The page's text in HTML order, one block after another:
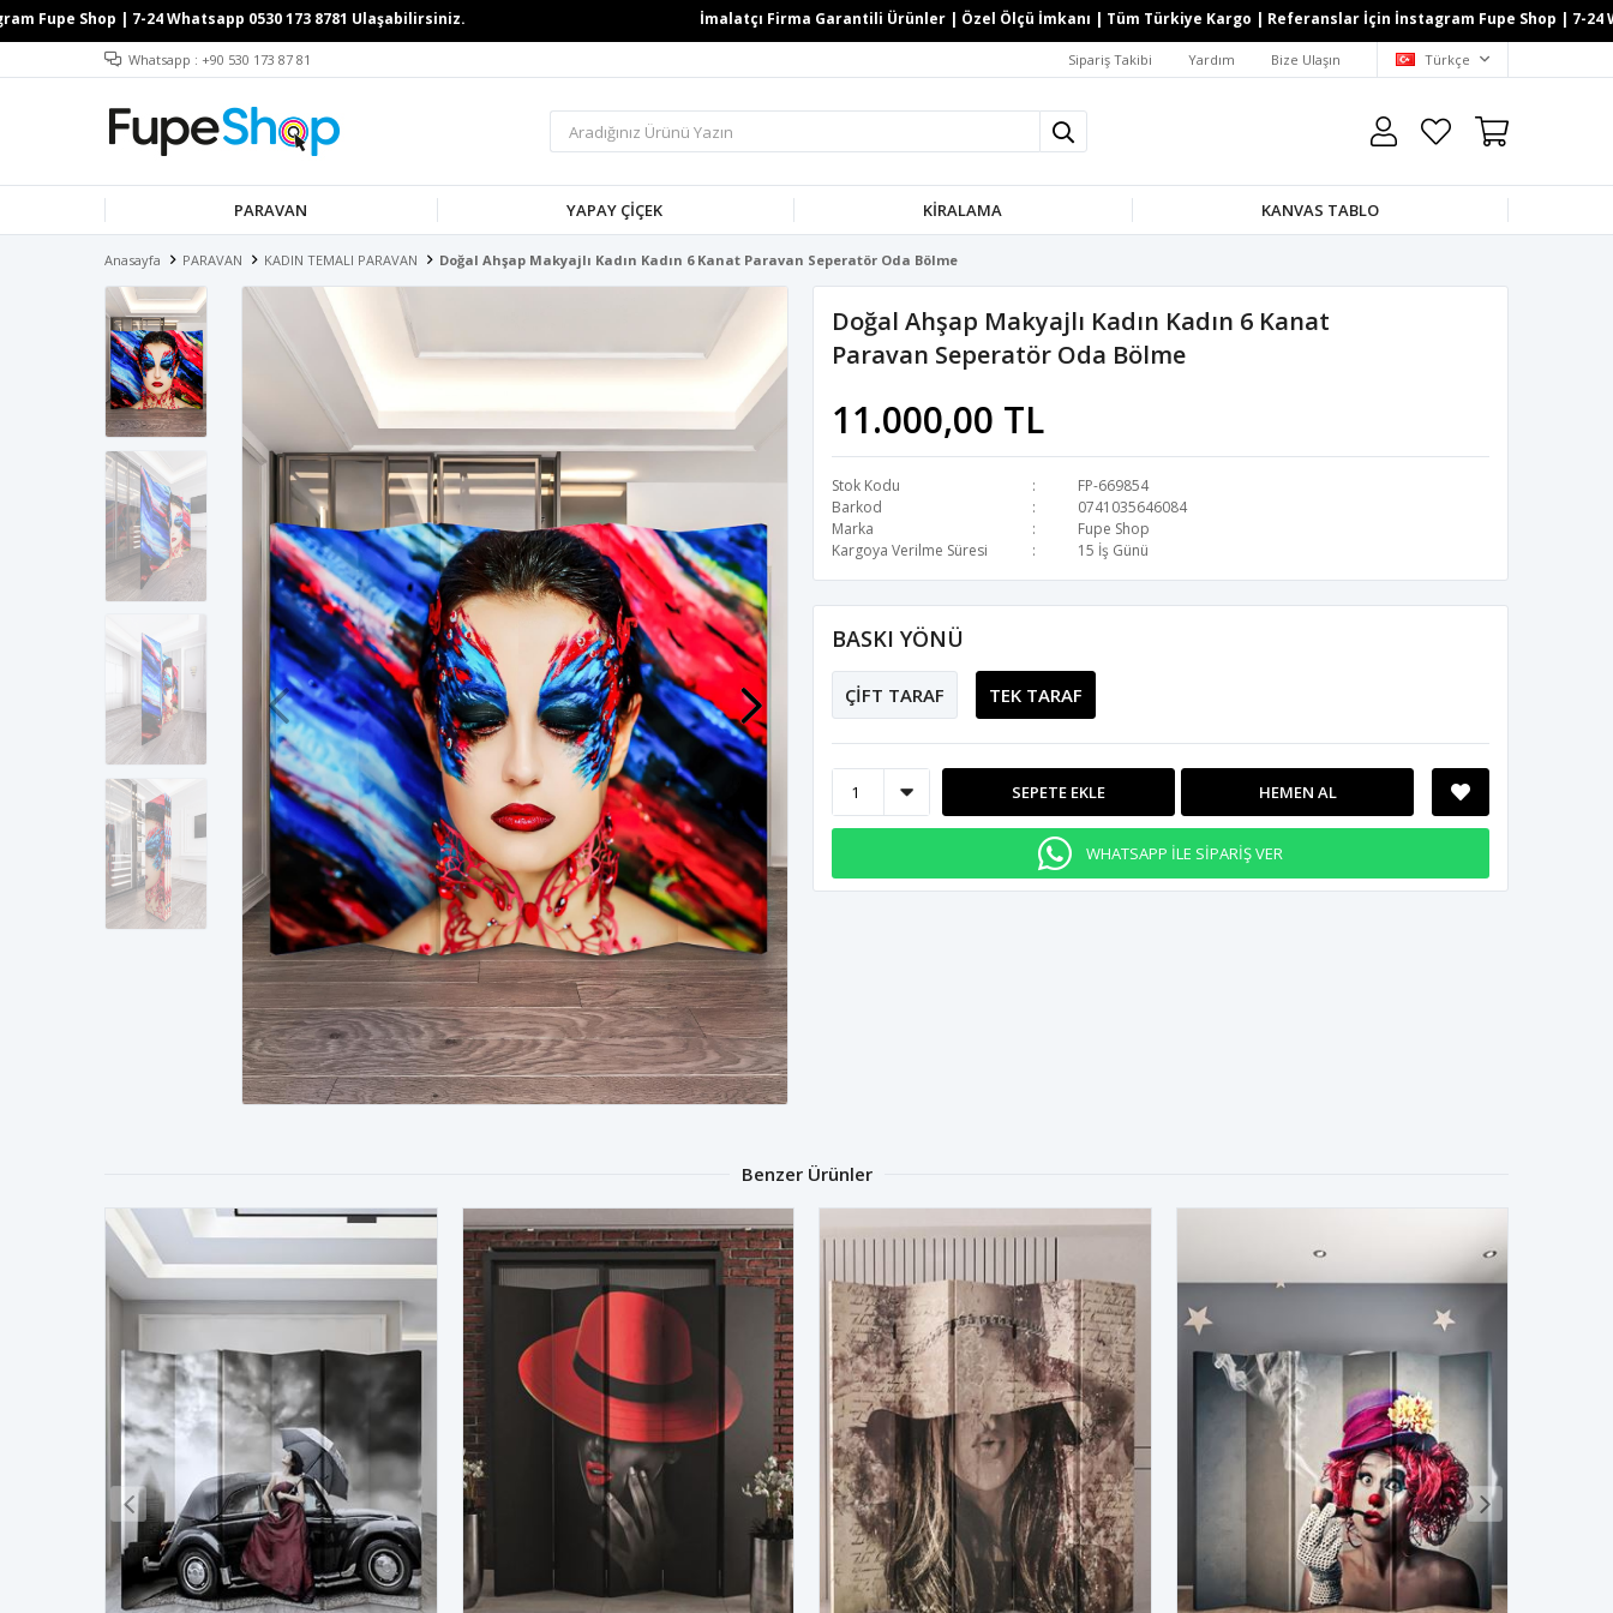
İmalatçı Firma Garantili Ürünler | Özel Ölçü İmkanı | Tüm Türkiye Kargo | Referanslar İçin İnstagram Fupe Shop | 7-24
Whatsapp : +90 530 173 87 81 Sipariş Takibi Yardım Bize Ulaşın Türkçe
PARAVAN YAPAY ÇİÇEK KİRALAMA KANVAS TABLO
Anasayfa PARAVAN KADIN TEMALI PARAVAN Doğal Ahşap Makyajlı Kadın Kadın 6 Kanat Paravan Seperatör Oda Bölme
Doğal Ahşap Makyajlı Kadın Kadın 6 Kanat
Paravan Seperatör Oda Bölme
11.000,00 TL
Stok Kodu
FP-669854
Barkod
0741035646084
Marka
Fupe Shop
Kargoya Verilme Süresi
15 İş Günü
BASKI YÖNÜ
ÇİFT TARAF TEK TARAF
SEPETE EKLE HEMEN AL
WHATSAPP İLE SİPARİŞ VER
Benzer Ürünler